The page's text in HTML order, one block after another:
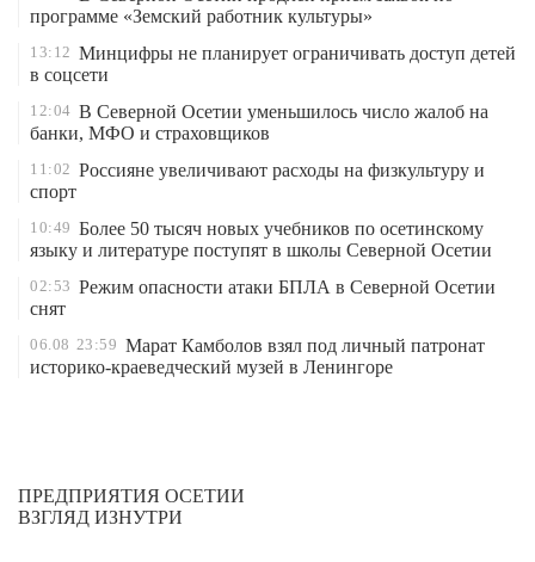
программе «Земский работник культуры»
13:12 Минцифры не планирует ограничивать доступ детей
в соцсети
12:04 В Северной Осетии уменьшилось число жалоб на
банки, МФО и страховщиков
11:02 Россияне увеличивают расходы на физкультуру и
спорт
10:49 Более 50 тысяч новых учебников по осетинскому
языку и литературе поступят в школы Северной Осетии
02:53 Режим опасности атаки БПЛА в Северной Осетии
снят
06.08 23:59 Марат Камболов взял под личный патронат
историко-краеведческий музей в Ленингоре
ПРЕДПРИЯТИЯ ОСЕТИИ
ВЗГЛЯД ИЗНУТРИ